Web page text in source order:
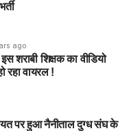
ago
शराबी शिक्षक का वीडियो
रहा वायरल !
पर हुआ नैनीताल दुग्ध संघ के